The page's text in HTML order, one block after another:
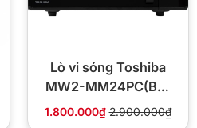
Lò vi sóng Toshiba
MW2-MM24PC(BK)
24L
1.800.000₫ 2.900.000₫